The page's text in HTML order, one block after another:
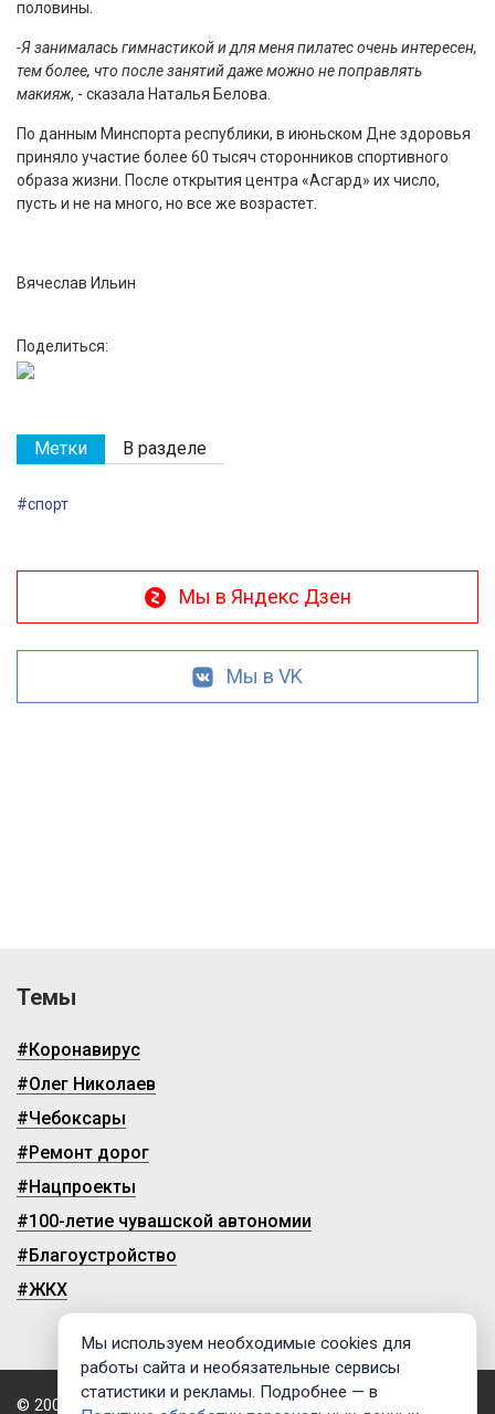
половины.
-Я занималась гимнастикой и для меня пилатес очень интересен,
тем более, что после занятий даже можно не поправлять
макияж, - сказала Наталья Белова.
По данным Минспорта республики, в июньском Дне здоровья
приняло участие более 60 тысяч сторонников спортивного
образа жизни. После открытия центра «Асгард» их число,
пусть и не на много, но все же возрастет.
Вячеслав Ильин
Поделиться:
Метки В разделе
#спорт
Мы в Яндекс Дзен
Мы в VK
Темы
#Коронавирус
#Олег Николаев
#Чебоксары
#Ремонт дорог
#Нацпроекты
#100-летие чувашской автономии
#Благоустройство
#ЖКХ
© 2009-2026, ГТРК «Чувашия»
Мы используем необходимые cookies для
работы сайта и необязательные сервисы
статистики и рекламы. Подробнее — в